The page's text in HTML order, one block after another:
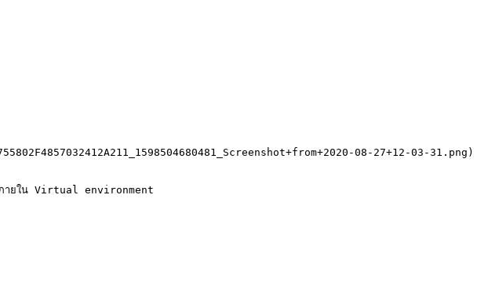
08-27+12-03-31.png)
ายใน Virtual environment